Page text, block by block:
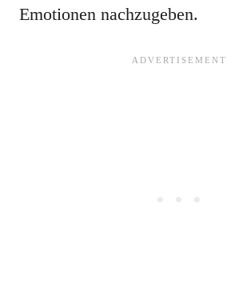
Emotionen nachzugeben.